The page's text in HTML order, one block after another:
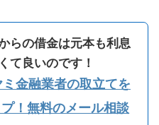
らの借金は元本も利息
て良いのです！
ミ金融業者の取立てを
！無料のメール相談